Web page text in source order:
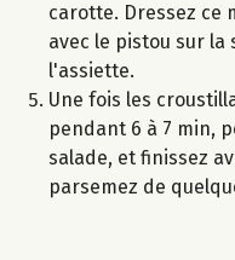
carotte. Dressez ce
avec le pistou sur la
l'assiette.
Une fois les
pendant 6 à 7 min,
salade, et finissez
parsemez de